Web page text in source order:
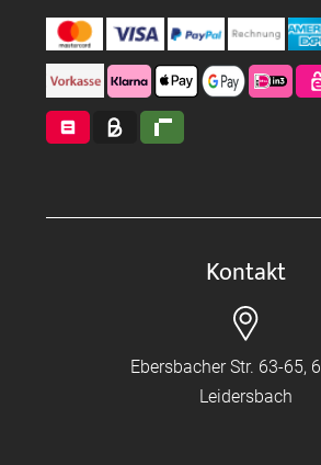
Kontakt
Ebersbacher Str. 63-65,
Leidersbach